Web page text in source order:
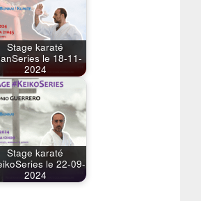
Stage karaté
le 18-11-
2024
Stage karaté
le 22-09-
2024